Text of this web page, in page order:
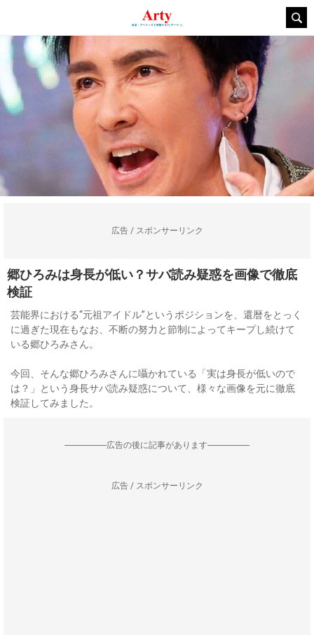
広告 / スポンサーリンク
郷ひろみは身長が低い？サバ読み疑惑を画像で徹底
検証
芸能界における“元祖アイドル”というポジションを、還暦をとっく
に過ぎた現在もなお、不断の努力と節制によってキープし続けて
いる郷ひろみさん。
今回、そんな郷ひろみさんに囁かれている「実は身長が低いので
は？」という身長サバ読み疑惑について、様々な画像を元に徹底
検証してみました。
--------------------広告の後に記事があります--------------------
広告 / スポンサーリンク